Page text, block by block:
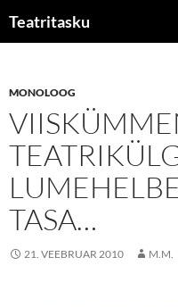
sisu
Teatritasku
MONOLOOG
TASA…
21. VEEBRUAR 2010 M.M.